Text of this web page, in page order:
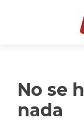
No se
nada